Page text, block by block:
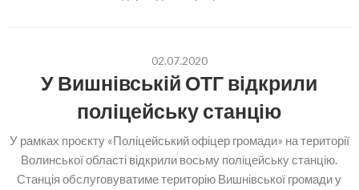
02.07.2020
У Вишнівській ОТГ відкрили
поліцейську станцію
У рамках проєкту «Поліцейський офіцер громади» на території
Волинської області відкрили восьму поліцейську станцію.
Станція обслуговуватиме територію Вишнівської громади у